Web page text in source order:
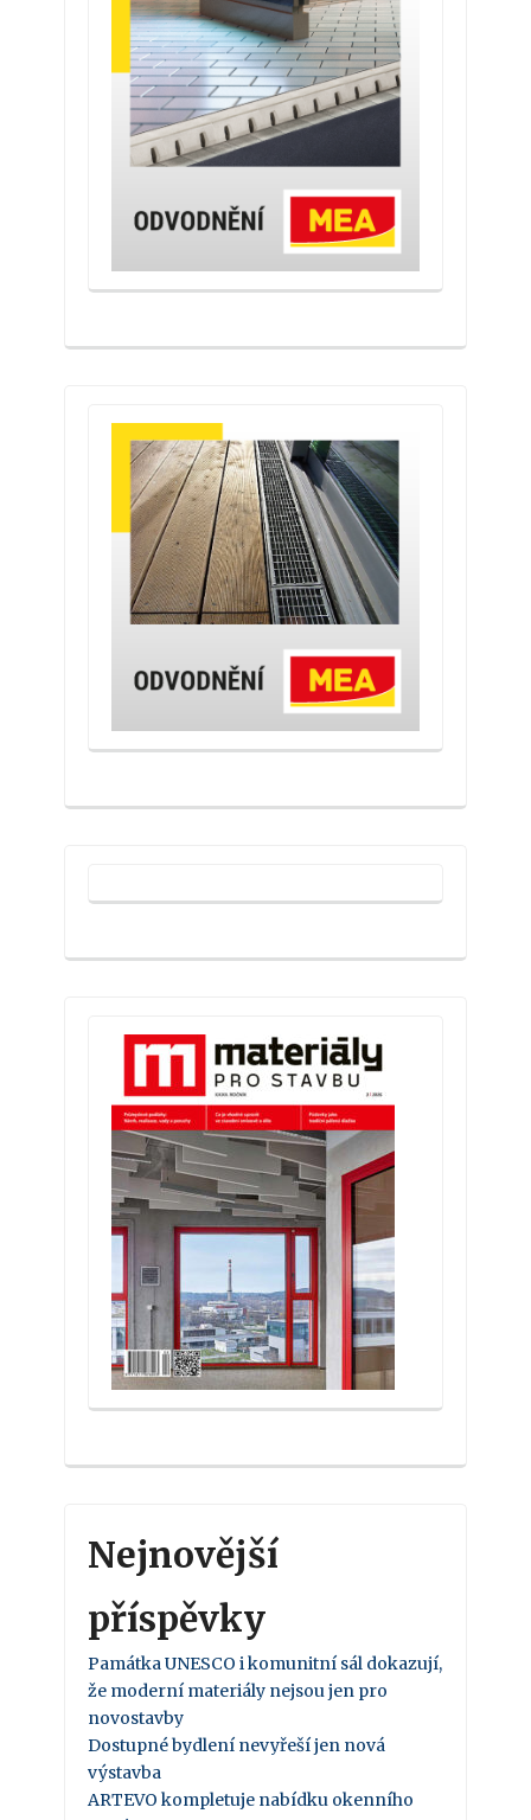
Nejnovější
příspěvky
Památka UNESCO i komunitní sál dokazují,
že moderní materiály nejsou jen pro
novostavby
Dostupné bydlení nevyřeší jen nová
výstavba
ARTEVO kompletuje nabídku okenního